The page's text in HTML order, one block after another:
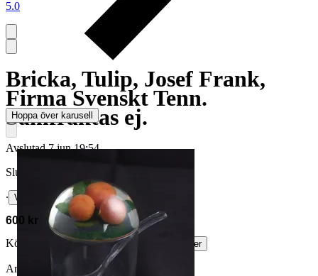
5.0
Bricka, Tulip, Josef Frank,
Firma Svenskt Tenn.
Samfraktas ej.
Avslutad 7 jun 19:54
Slutpris
∙ Visa bud
600 kr
Köparskydd är valfritt hos företag.
Läs mer
Anna Wi vann auktionen
Hoppa över karusell